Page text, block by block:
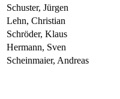
Schuster, Jürgen
Lehn, Christian
Schröder, Klaus
Hermann, Sven
Scheinmaier, Andreas